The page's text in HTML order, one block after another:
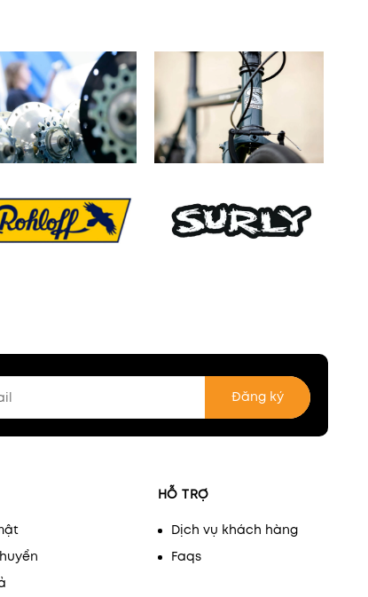
Đăng ký
HỖ TRỢ
Dịch vụ khách hàng
Faqs